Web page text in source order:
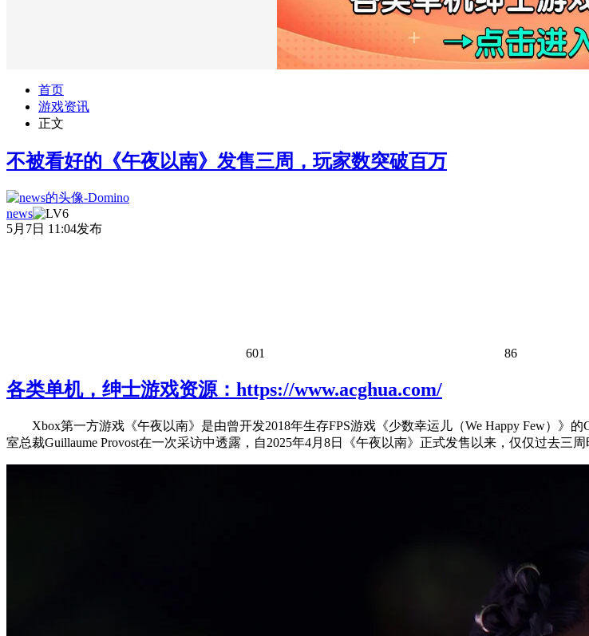
首页
游戏资讯
正文
不被看好的《午夜以南》发售三周，玩家数突破百万
news
5月7日 11:04发布
601 86
各类单机，绅士游戏资源：https://www.acghua.com/
Xbox第一方游戏《午夜以南》是由曾开发2018年生存FPS游戏《少数幸运儿（We Happy Few）》
室总裁Guillaume Provost在一次采访中透露，自2025年4月8日《午夜以南》正式发售以来，仅仅过去三